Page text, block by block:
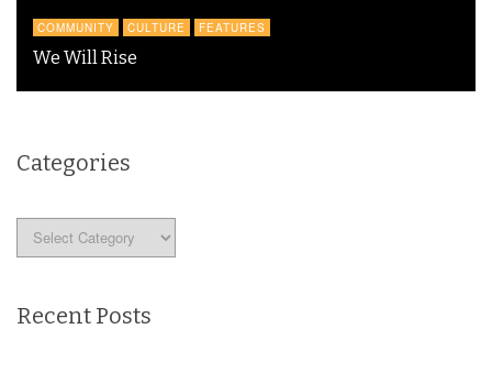
COMMUNITY CULTURE FEATURES
We Will Rise
Categories
Recent Posts